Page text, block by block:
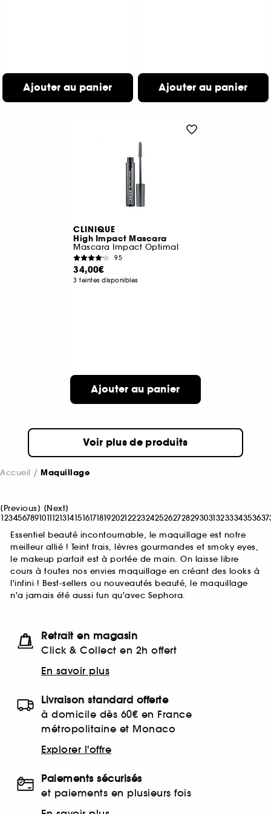
Ajouter au panier Ajouter au panier
CLINIQUE
High Impact Mascara
Mascara Impact Optimal
95
34,00€
3 teintes disponibles
Ajouter au panier
Voir plus de produits
Accueil Maquillage
[Previous] [Next]
12345678910111213141516171819202122232425262728293031323334353637
Essentiel beauté incontournable, le maquillage est notre
meilleur allié ! Teint frais, lèvres gourmandes et smoky eyes,
le makeup parfait est à portée de main. On laisse libre
cours à toutes nos envies maquillage en créant des looks à
l'infini ! Best-sellers ou nouveautés beauté, le maquillage
n'a jamais été aussi fun qu'avec Sephora.
Retrait en magasin
Click & Collect en 2h offert
En savoir plus
Livraison standard offerte
à domicile dès 60€ en France
métropolitaine et Monaco
Explorer l'offre
Paiements sécurisés
et paiements en plusieurs fois